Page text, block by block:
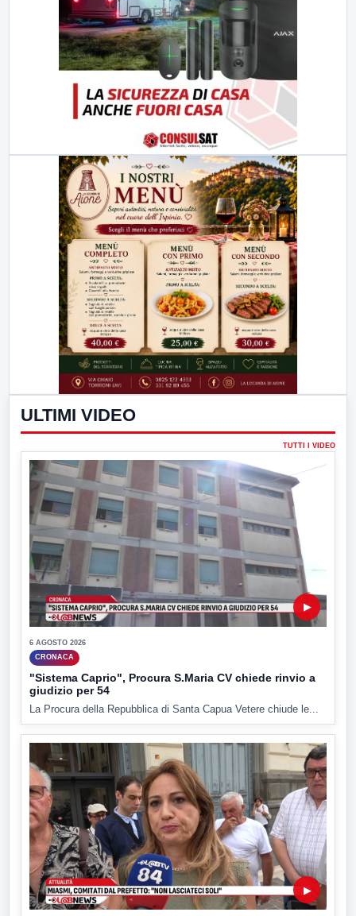
ULTIMI VIDEO
TUTTI I VIDEO
▶
6 AGOSTO 2026
CRONACA
"Sistema Caprio", Procura S.Maria CV chiede rinvio a
giudizio per 54
La Procura della Repubblica di Santa Capua Vetere chiude le...
▶